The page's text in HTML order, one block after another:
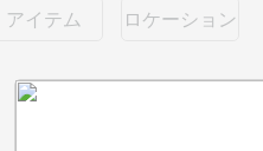
アイテム ロケーション